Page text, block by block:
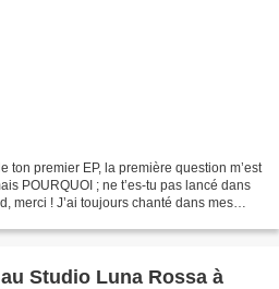
ton premier EP, la première question m’est
POURQUOI ; ne t’es-tu pas lancé dans
merci ! J’ai toujours chanté dans mes
Studio Luna Rossa à